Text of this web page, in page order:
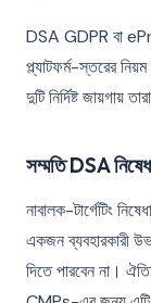
DSA GDPR বা
প্ল্যাটফর্ম-স্তরের
দুটি নির্দিষ্ট জায়গায়
সম্মতি DSA
নাবালক-টার্গেটিং
একজন ব্যবহারকারী
দিতে পারবেন না।